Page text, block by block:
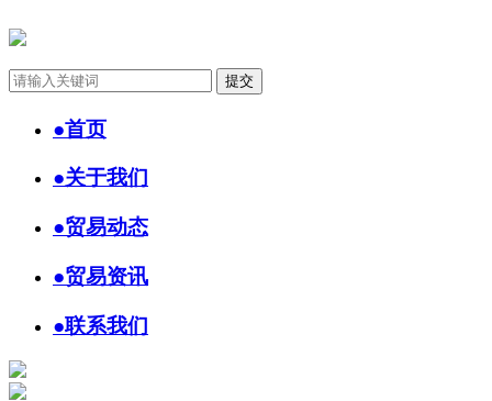
●首页
●关于我们
●贸易动态
●贸易资讯
●联系我们